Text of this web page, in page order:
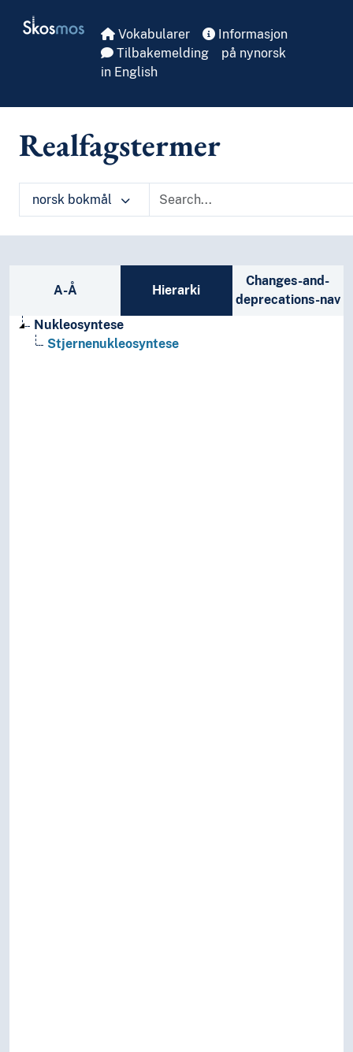
Skosmos Vokabularer
Informasjon
Tilbakemelding
på nynorsk
in English
Realfagstermer
norsk bokmål
Sidefelt: navigér i vokabularet på ulike
A-Å Hierarki
Changes-and-
deprecations-nav
Nukleosyntese
Stjernenukleosyntese